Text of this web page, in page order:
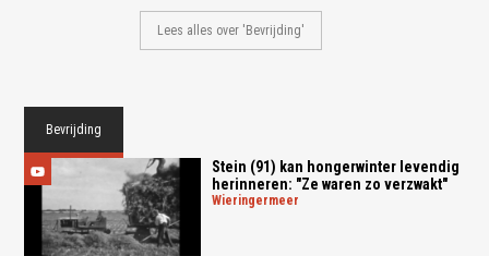
Lees alles over 'Bevrijding'
Bevrijding
Stein (91) kan hongerwinter levendig
herinneren: "Ze waren zo verzwakt"
wieringermeer